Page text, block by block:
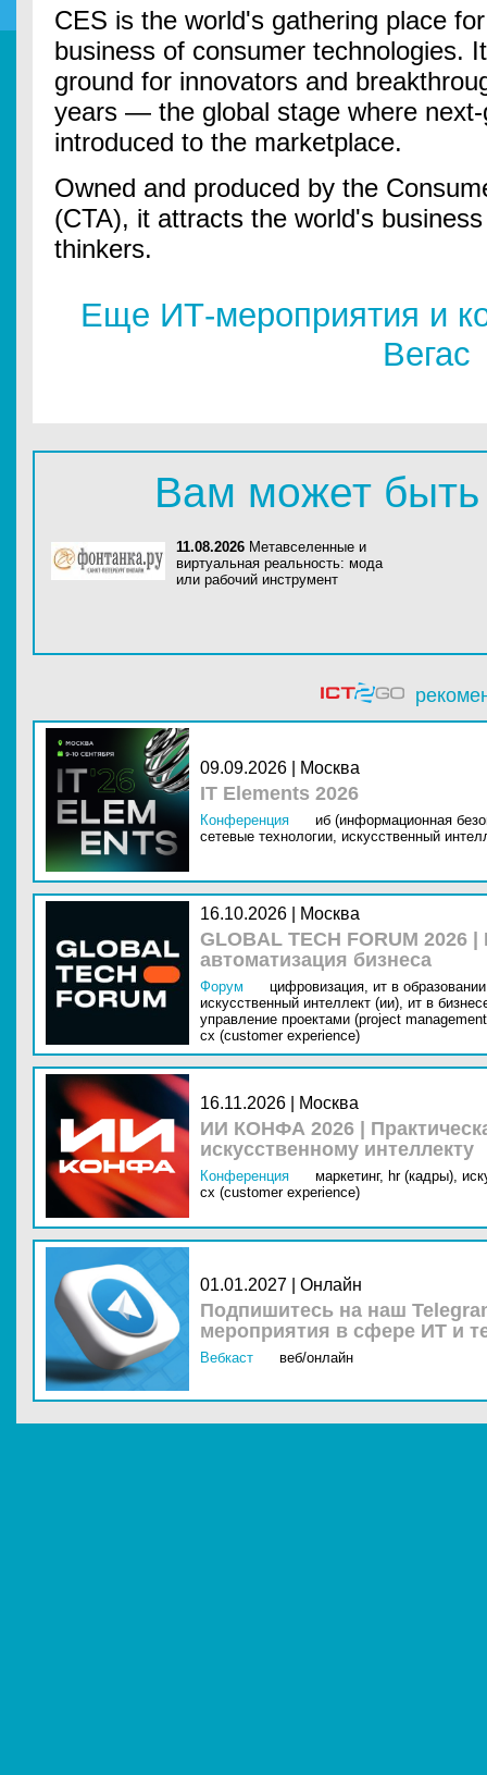
CES is the world's gathering place
business of consumer technologies.
ground for innovators and
years — the global stage where
introduced to the marketplace.
Owned and produced by the
(CTA), it attracts the world's
thinkers.
Еще ИТ-мероприятия и
Вегас
Вам может быть
11.08.2026 Метавселенные и
виртуальная реальность: мода
или рабочий инструмент
09.09.2026 | Москва
IT Elements 2026
Конференция
иб (информационная
сетевые технологии, искусственный
16.10.2026 | Москва
GLOBAL TECH FORUM
автоматизация бизнеса
Форум цифровизация, ит в
искусственный интеллект (ии), ит в
управление проектами (project
cx (customer experience)
16.11.2026 | Москва
ИИ КОНФА 2026 |
искусственному интеллекту
Конференция маркетинг, hr (кадры),
cx (customer experience)
01.01.2027 | Онлайн
Подпишитесь на наш
мероприятия в сфере ИТ и
Вебкаст веб/онлайн